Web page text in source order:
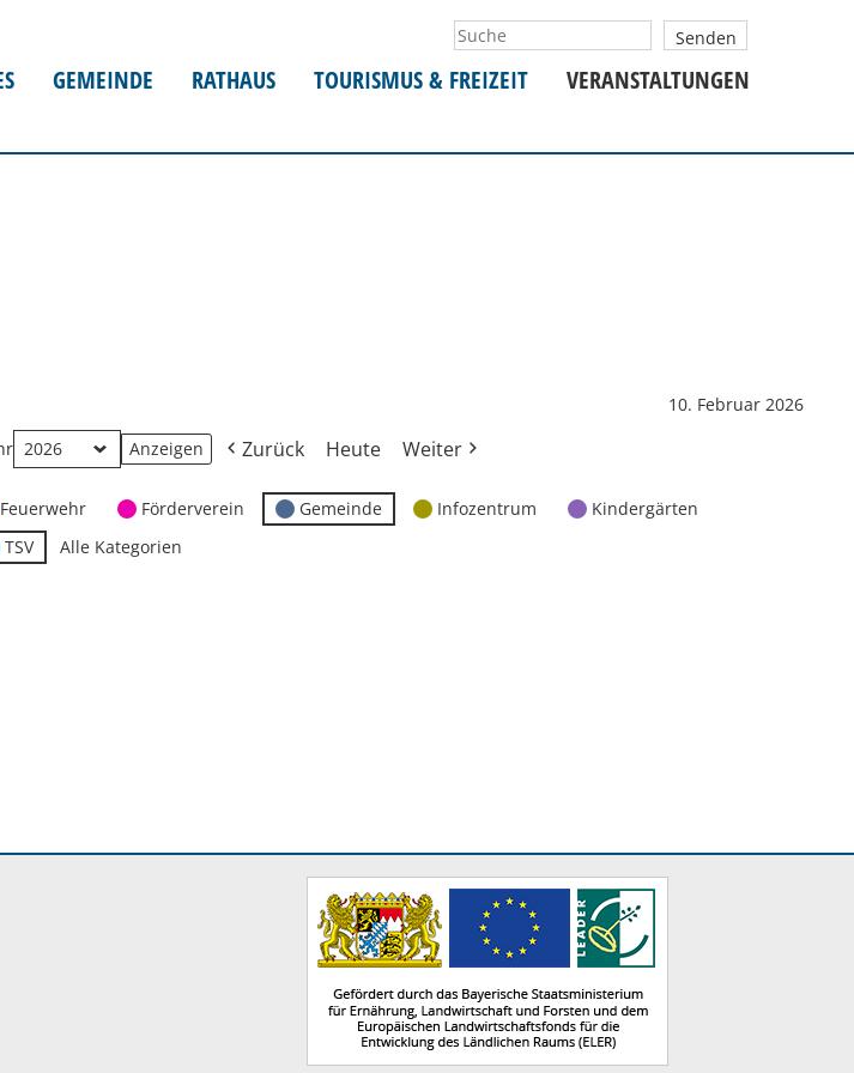
GEMEINDE RATHAUS TOURISMUS & FREIZEIT VERANSTALTUNGEN
10. Februar 2026
Zurück Heute Weiter
Feuerwehr Förderverein Gemeinde Infozentrum
Kindergärten
TSV
Alle Kategorien